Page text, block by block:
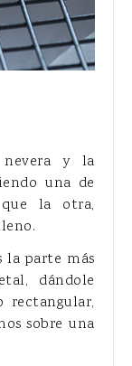
y la
una de
la otra,
la parte más
dándole
rectangular,
sobre una